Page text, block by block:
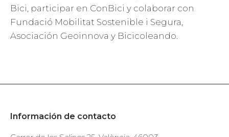
Bici, participar en ConBici y colaborar con
Fundació Mobilitat Sostenible i Segura,
Asociación Geoinnova y Bicicoleando.
Información de contacto